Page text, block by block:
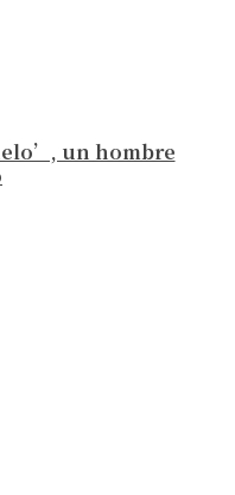
un hombre